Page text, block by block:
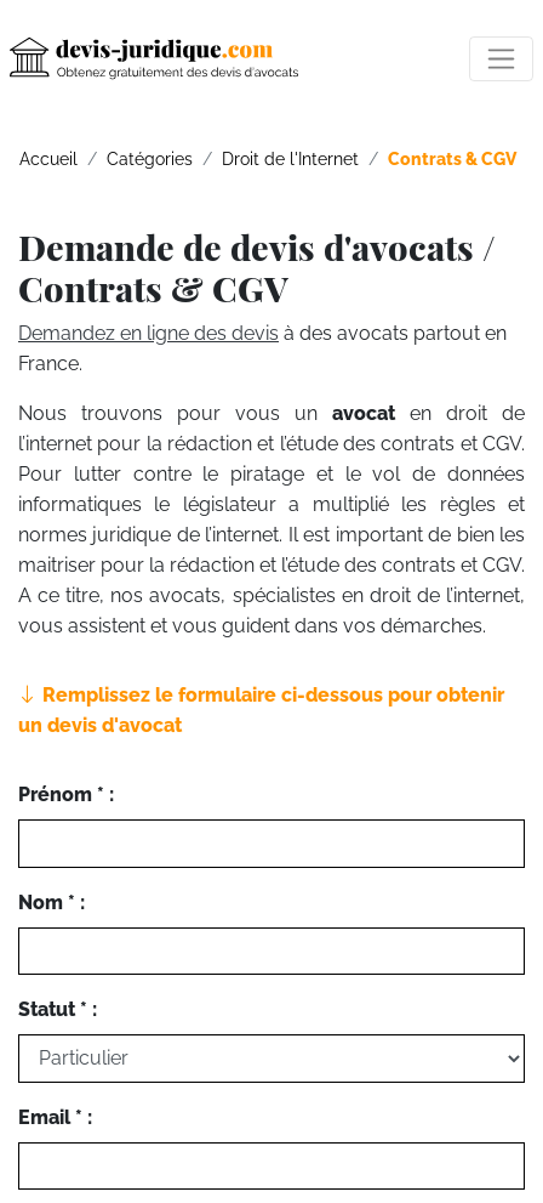
Accueil Catégories Droit de l'Internet Contrats & CGV
Demande de devis d'avocats /
Contrats & CGV
Demandez en ligne des devis à des avocats partout en
France.
Nous trouvons pour vous un avocat en droit de
l’internet pour la rédaction et l’étude des contrats et CGV.
Pour lutter contre le piratage et le vol de données
informatiques le législateur a multiplié les règles et
normes juridique de l’internet. Il est important de bien les
maitriser pour la rédaction et l’étude des contrats et CGV.
A ce titre, nos avocats, spécialistes en droit de l’internet,
vous assistent et vous guident dans vos démarches.
Remplissez le formulaire ci-dessous pour obtenir
un devis d'avocat
Prénom * :
Nom * :
Statut * :
Email * :